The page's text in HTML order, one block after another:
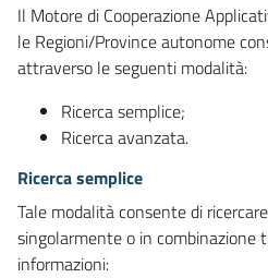
Il Motore di Cooperazione
le Regioni/Province autonome
attraverso le seguenti modalità:
Ricerca semplice;
Ricerca avanzata.
Ricerca semplice
Tale modalità consente di
singolarmente o in combinazione
informazioni: